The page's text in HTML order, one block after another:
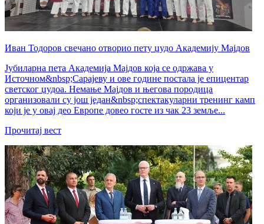
Иван Тодоров свечано отворио пету џудо Академију Мајдов
Јубиларна пета Академија Мајдов која се одржава у
Источном&nbsp;Сарајеву и ове године постала је епицентар
светског џудоа. Немање Мајдов и његова породица
организовали су још један&nbsp;спектакуларни тренинг камп
који је у овај део Европе довео госте из чак 23 земље...
Прочитај вест